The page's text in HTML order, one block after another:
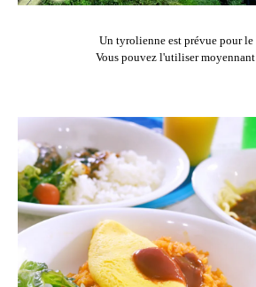
Un tyrolienne est prévue pour le
Vous pouvez l'utiliser